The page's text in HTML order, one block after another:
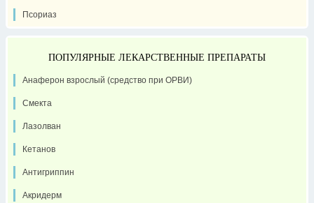
Псориаз
ПОПУЛЯРНЫЕ ЛЕКАРСТВЕННЫЕ ПРЕПАРАТЫ
Анаферон взрослый (средство при ОРВИ)
Смекта
Лазолван
Кетанов
Антигриппин
Акридерм